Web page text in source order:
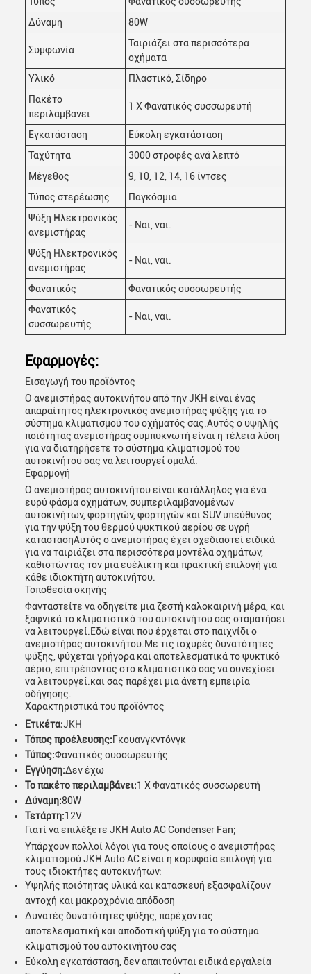
Αφήστε ένα μήνυμα
We bellen je snel terug!
Δύναμη
80W
Συμφωνία
Ταιριάζει στα περισσότερα
οχήματα
Υλικό
Πλαστικό, Σίδηρο
Πακέτο
περιλαμβάνει
1 X Φανατικός συσσωρευτή
Εγκατάσταση
Εύκολη εγκατάσταση
Ταχύτητα
3000 στροφές ανά λεπτό
Μέγεθος
9, 10, 12, 14, 16 ίντσες
Τύπος στερέωσης
Παγκόσμια
Ψύξη Ηλεκτρονικός
ανεμιστήρας
- Ναι, ναι.
Ψύξη Ηλεκτρονικός
ανεμιστήρας
- Ναι, ναι.
Φανατικός
Φανατικός συσσωρευτής
Φανατικός
συσσωρευτής
- Ναι, ναι.
Εφαρμογές:
Εισαγωγή του προϊόντος
Ο ανεμιστήρας αυτοκινήτου από την JKH είναι ένας
απαραίτητος ηλεκτρονικός ανεμιστήρας ψύξης για το
σύστημα κλιματισμού του οχήματός σας.Αυτός ο υψηλής
ποιότητας ανεμιστήρας συμπυκνωτή είναι η τέλεια λύση
για να διατηρήσετε το σύστημα κλιματισμού του
αυτοκινήτου σας να λειτουργεί ομαλά.
Εφαρμογή
Ο ανεμιστήρας αυτοκινήτου είναι κατάλληλος για ένα
ευρύ φάσμα οχημάτων, συμπεριλαμβανομένων
αυτοκινήτων, φορτηγών, φορτηγών και SUV.υπεύθυνος
για την ψύξη του θερμού ψυκτικού αερίου σε υγρή
κατάστασηΑυτός ο ανεμιστήρας έχει σχεδιαστεί ειδικά
για να ταιριάζει στα περισσότερα μοντέλα οχημάτων,
καθιστώντας τον μια ευέλικτη και πρακτική επιλογή για
κάθε ιδιοκτήτη αυτοκινήτου.
Τοποθεσία σκηνής
Φανταστείτε να οδηγείτε μια ζεστή καλοκαιρινή μέρα, και
ξαφνικά το κλιματιστικό του αυτοκινήτου σας σταματήσει
να λειτουργεί.Εδώ είναι που έρχεται στο παιχνίδι ο
ανεμιστήρας αυτοκινήτου.Με τις ισχυρές δυνατότητες
ψύξης, ψύχεται γρήγορα και αποτελεσματικά το ψυκτικό
αέριο, επιτρέποντας στο κλιματιστικό σας να συνεχίσει
να λειτουργεί.και σας παρέχει μια άνετη εμπειρία
οδήγησης.
Χαρακτηριστικά του προϊόντος
Ετικέτα:JKH
Τόπος προέλευσης:Γκουανγκντόνγκ
Τύπος:Φανατικός συσσωρευτής
Εγγύηση:Δεν έχω
Το πακέτο περιλαμβάνει:1 X Φανατικός συσσωρευτή
Δύναμη:80W
Τετάρτη:12V
Γιατί να επιλέξετε JKH Auto AC Condenser Fan;
Υπάρχουν πολλοί λόγοι για τους οποίους ο ανεμιστήρας
κλιματισμού JKH Auto AC είναι η κορυφαία επιλογή για
τους ιδιοκτήτες αυτοκινήτων:
Υψηλής ποιότητας υλικά και κατασκευή εξασφαλίζουν
αντοχή και μακροχρόνια απόδοση
Δυνατές δυνατότητες ψύξης, παρέχοντας
αποτελεσματική και αποδοτική ψύξη για το σύστημα
κλιματισμού του αυτοκινήτου σας
Εύκολη εγκατάσταση, δεν απαιτούνται ειδικά εργαλεία